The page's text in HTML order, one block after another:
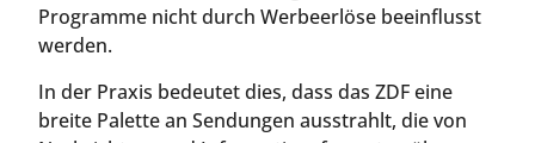
Programme nicht durch Werbeerlöse beeinflusst
werden.
In der Praxis bedeutet dies, dass das ZDF eine
breite Palette an Sendungen ausstrahlt, die von